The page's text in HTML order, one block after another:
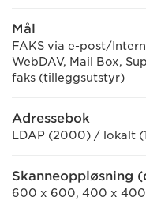
Mål
FAKS via e-post/
WebDAV, Mail Box,
faks (tilleggsutstyr)
Adressebok
LDAP (2000) / lokalt
Skanneoppløsning
600 x 600, 400 x